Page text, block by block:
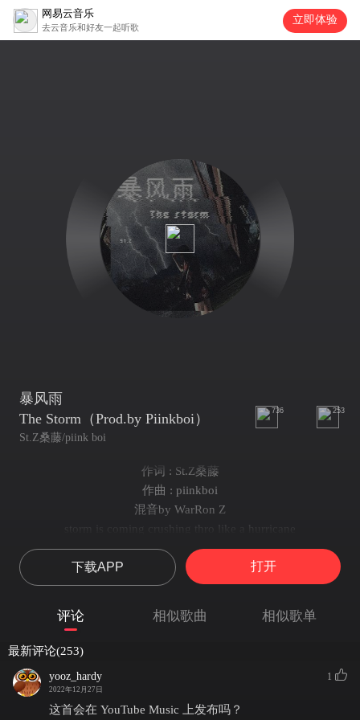
网易云音乐
去云音乐和好友一起听歌
立即体验
暴风雨
The Storm（Prod.by Piinkboi）
St.Z桑藤/piink boi
736 253
作词 : St.Z桑藤
作曲 : piinkboi
混音by WarRon Z
storm is coming crushing thro like a hurricane
got no mercy drown it all don't give a fking damn
storm is coming crushing thro like a hurricane
they ain't ready stz bout to win the game
大雾弥漫在空山里
音响里换首咏叹听
下载APP 打开
评论 相似歌曲 相似歌单
最新评论(253)
yooz_hardy
2022年12月27日
1
这首会在 YouTube Music 上发布吗？